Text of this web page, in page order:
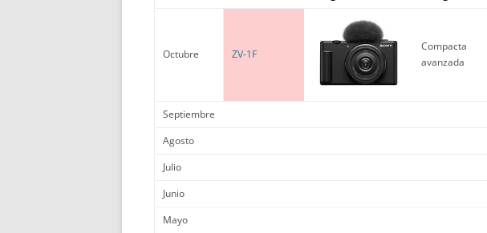
Octubre ZV-1F
Compacta
avanzada
Septiembre
Agosto
Julio
Junio
Mayo